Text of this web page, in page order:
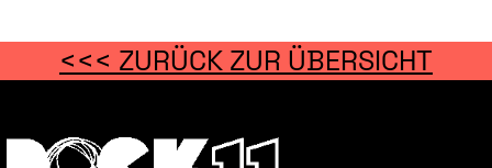
<<< ZURÜCK ZUR ÜBERSICHT